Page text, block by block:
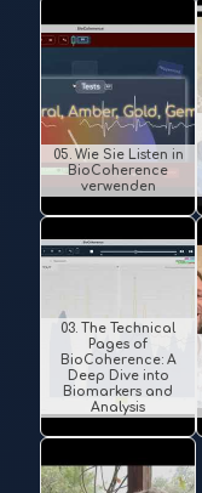
05. Wie Sie Listen in
BioCoherence
verwenden
03. The Technical
Pages of
BioCoherence: A
Deep Dive into
Biomarkers and
Analysis